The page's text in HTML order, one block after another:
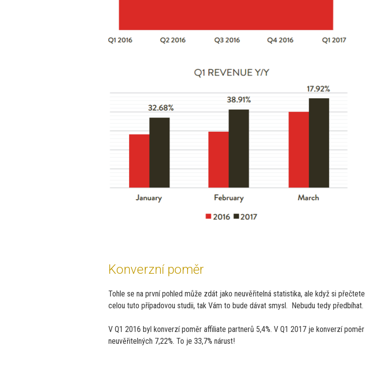
Konverzní poměr
Tohle se na první pohled může zdát jako neuvěřitelná statistika, ale když si přečtete
celou tuto případovou studii, tak Vám to bude dávat smysl. Nebudu tedy předbíhat.
V Q1 2016 byl konverzí poměr affiliate partnerů 5,4%. V Q1 2017 je konverzí poměr
neuvěřitelných 7,22%. To je 33,7% nárust!